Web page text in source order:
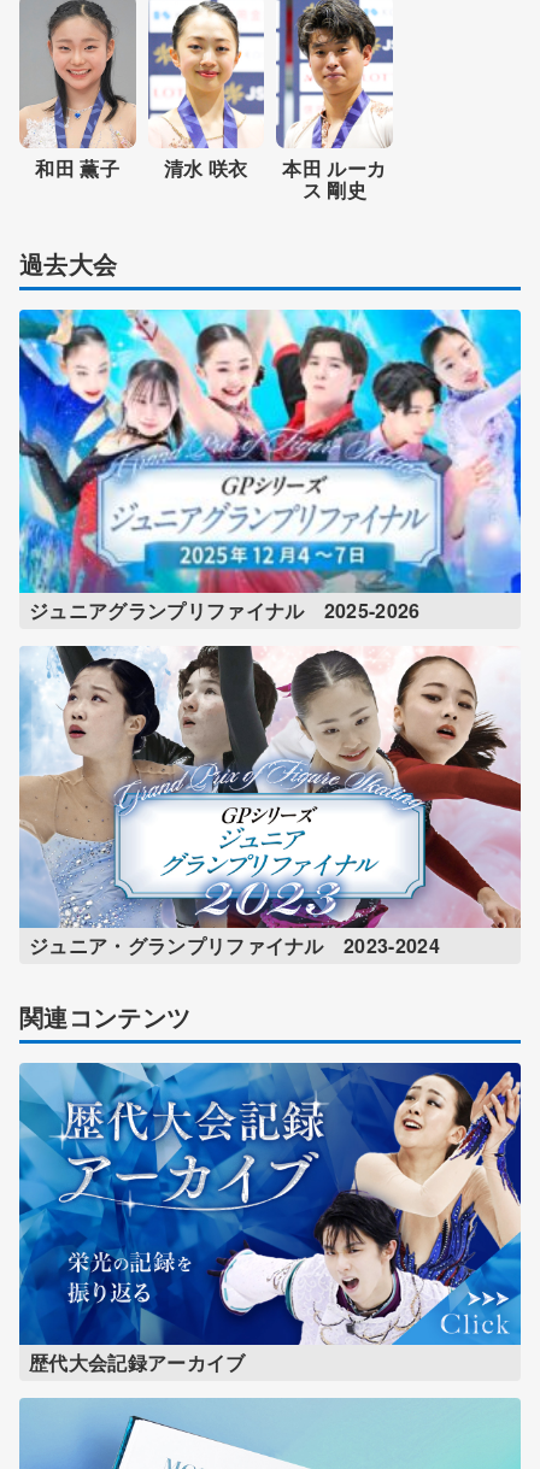
和田 薫子 清水 咲衣 本田 ルーカ
ス 剛史
過去大会
ジュニアグランプリファイナル 2025-2026
ジュニア・グランプリファイナル 2023-2024
関連コンテンツ
歴代大会記録アーカイブ